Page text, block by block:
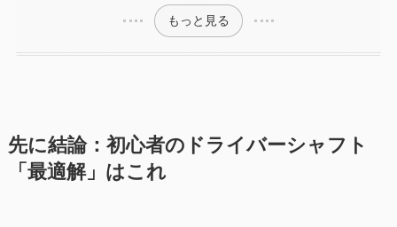
もっと見る
先に結論：初心者のドライバーシャフト
「最適解」はこれ